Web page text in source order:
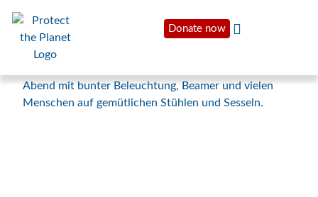
Donate now